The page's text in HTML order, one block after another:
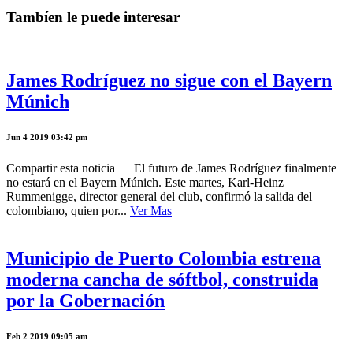
Tambíen le puede interesar
James Rodríguez no sigue con el Bayern
Múnich
Jun 4 2019 03:42 pm
Compartir esta noticia El futuro de James Rodríguez finalmente
no estará en el Bayern Múnich. Este martes, Karl-Heinz
Rummenigge, director general del club, confirmó la salida del
colombiano, quien por... Ver Mas
Municipio de Puerto Colombia estrena
moderna cancha de sóftbol, construida
por la Gobernación
Feb 2 2019 09:05 am